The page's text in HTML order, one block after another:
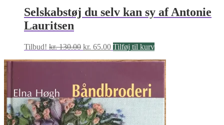
Selskabstøj du selv kan sy af Antonie
Lauritsen
Tilbud! kr.130.00 Den
pris
var:
kr. 130.00.
kr. 65.00Den
pris
kr. 65.00.
Tilføj til kurv